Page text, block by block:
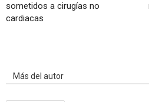
sometidos a cirugías no
cardiacas
Más del autor